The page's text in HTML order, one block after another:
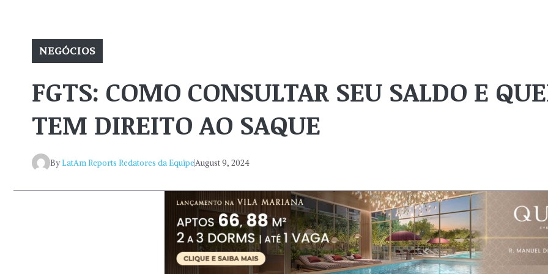
NEGÓCIOS
FGTS: COMO CONSULTAR SEU SALDO E
TEM DIREITO AO SAQUE
ByLatAm Reports Redatores da EquipeAugust 9, 2024